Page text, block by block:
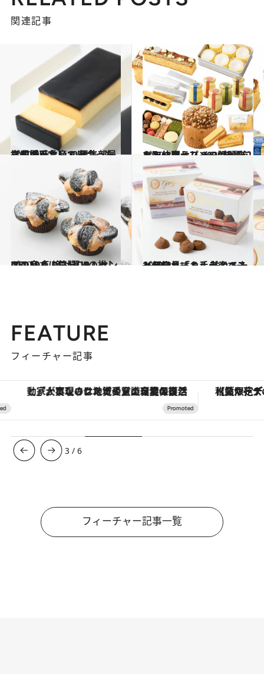
関連記事
2020.9.20
【成城石井】で出合ったら即買いたい！ 編集部員指名の手土産10選
グルメ 2020.8.5
ニューオープンの話題店まで仲間入り 2020年最旬お取り寄せスイーツ9選♡
グルメ
2020.8.7
DEAN ＆ DELUCAの推しメン10点 絶対買い！センスの良さに気分UP
グルメ 2020.2.21
一目惚れ「カルディコーヒーファーム」 訪れるたび新発見する手土産ベスト10
グルメ
FEATURE
フィーチャー記事
「大事なのは地域の意識を変えること」。ロレックス賞受賞の自然保護活動家が実現させたナイジェリアの自然環境の復活 【夏限定ディナーコース】旬を
3 /6
フィーチャー記事一覧